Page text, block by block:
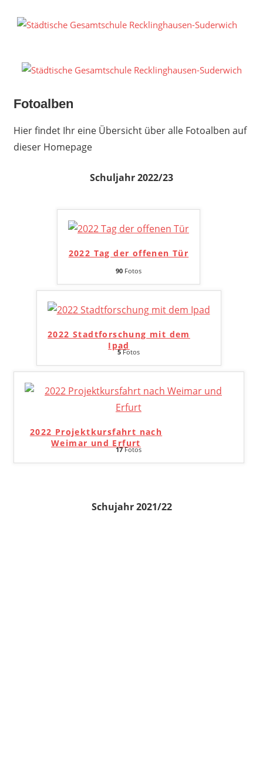
Inhalt
Fotoalben
Hier findet Ihr eine Übersicht über alle Fotoalben auf
dieser Homepage
Schuljahr 2022/23
2022 Tag der offenen Tür
90 Fotos
2022 Stadtforschung mit dem
Ipad
5Fotos
2022 Projektkursfahrt nach
Weimar und Erfurt
17Fotos
Schujahr 2021/22